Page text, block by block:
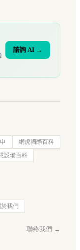
諮詢 AI →
網虎國際百科
設備百科
我們
聯絡我們 →